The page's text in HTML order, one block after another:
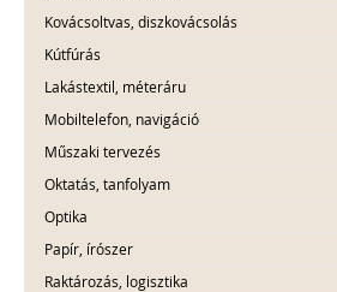
Kovácsoltvas, diszkovácsolás
Kútfúrás
Lakástextil, méteráru
Mobiltelefon, navigáció
Műszaki tervezés
Oktatás, tanfolyam
Optika
Papír, írószer
Raktározás, logisztika